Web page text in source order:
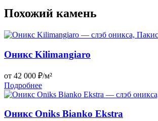
Похожий камень
Оникс Kilimangiaro
от 42 000 ₽/м²
Подробнее
Оникс Oniks Bianko Ekstra